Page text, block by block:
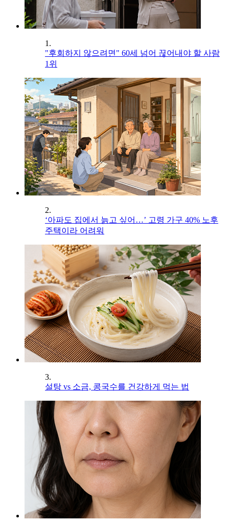
1.
"후회하지 않으려면" 60세 넘어 끊어내야 할 사람
1위
2.
‘아파도 집에서 늙고 싶어…’ 고령 가구 40% 노후
주택이라 어려워
3.
설탕 vs 소금, 콩국수를 건강하게 먹는 법